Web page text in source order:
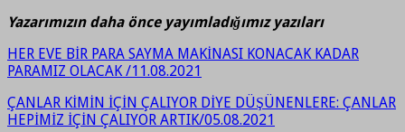
Yazarımızın daha önce yayımladığımız yazıları
HER EVE BİR PARA SAYMA MAKİNASI KONACAK KADAR
PARAMIZ OLACAK /11.08.2021
ÇANLAR KİMİN İÇİN ÇALIYOR DİYE DÜŞÜNENLERE: ÇANLAR
HEPİMİZ İÇİN ÇALIYOR ARTIK/05.08.2021